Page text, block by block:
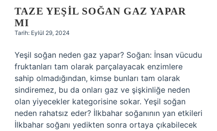
TAZE YEŞIL SOĞAN GAZ YAPAR
MI
Tarih: Eylül 29, 2024
Yeşil soğan neden gaz yapar? Soğan: İnsan vücudu
fruktanları tam olarak parçalayacak enzimlere
sahip olmadığından, kimse bunları tam olarak
sindiremez, bu da onları gaz ve şişkinliğe neden
olan yiyecekler kategorisine sokar. Yeşil soğan
neden rahatsız eder? İlkbahar soğanının yan etkileri
İlkbahar soğanı yedikten sonra ortaya çıkabilecek